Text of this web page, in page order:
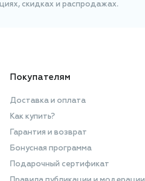
скидках и распродажах.
Покупателям
Доставка и оплата
Как купить?
Гарантия и возврат
Бонусная программа
Подарочный сертификат